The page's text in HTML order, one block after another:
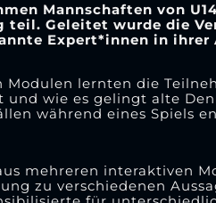
Mannschaften von
teil. Geleitet wurde die
Expert*innen in
lernten die
und wie es gelingt alte
während eines Spiels
mehreren interaktiven
zu verschiedenen